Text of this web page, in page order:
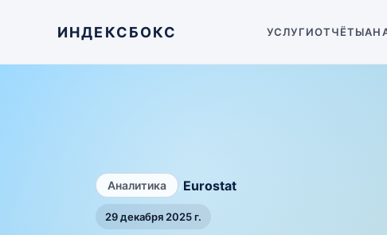
ИНДЕКСБОКС УСЛУГИОТЧЁТЫ
Аналитика /Eurostat
29 декабря 2025 г.